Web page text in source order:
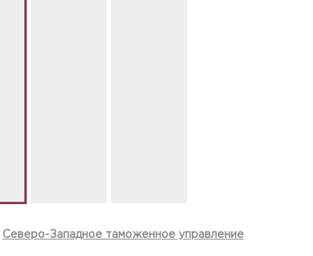
Северо-Западное таможенное управление